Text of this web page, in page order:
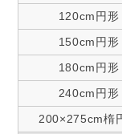
120cm円形
150cm円形
180cm円形
240cm円形
200×275cm楕